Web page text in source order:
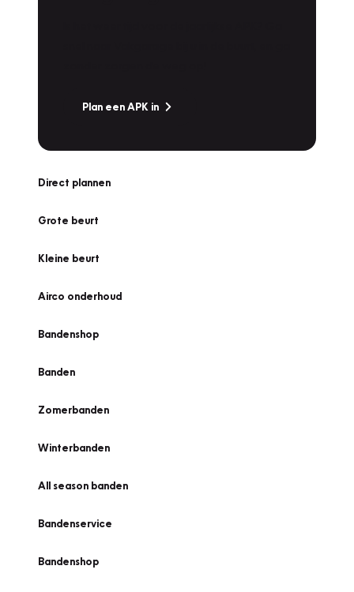
Plan een APK in
Direct plannen
Grote beurt
Kleine beurt
Airco onderhoud
Bandenshop
Banden
Zomerbanden
Winterbanden
All season banden
Bandenservice
Bandenshop